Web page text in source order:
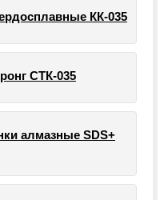
КК-035
СТК-035
алмазные SDS+